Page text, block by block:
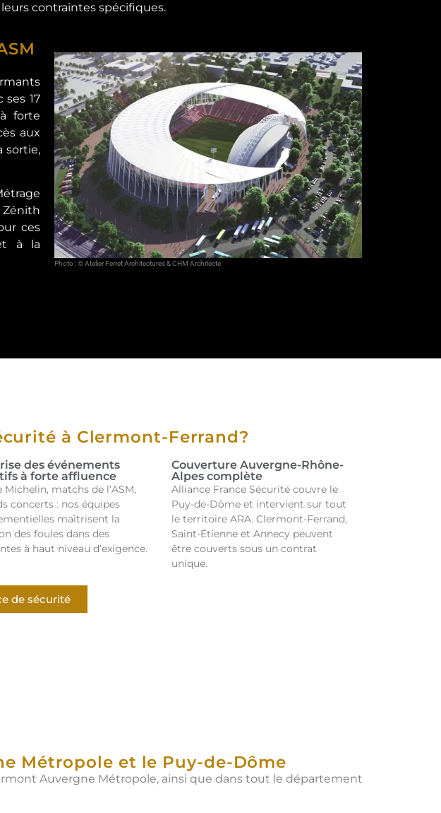
contraintes spécifiques.
17
forte
aux
sortie,
ces
à la
Photo : © Atelier Ferret Architectures & CHM Architecte
à Clermont-Ferrand?
des événements
à forte affluence
Michelin, matchs de l’ASM,
concerts : nos équipes
maîtrisent la
des foules dans des
à haut niveau d’exigence.
Couverture Auvergne-Rhône-
Alpes complète
Alliance France Sécurité couvre le
Puy-de-Dôme et intervient sur tout
le territoire ARA. Clermont-Ferrand,
Saint-Étienne et Annecy peuvent
être couverts sous un contrat
unique.
de sécurité
Métropole et le Puy-de-Dôme
Auvergne Métropole, ainsi que dans tout le département